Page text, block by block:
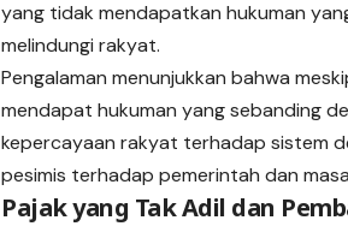
yang tidak mendapatkan hukuman
melindungi rakyat.
Pengalaman menunjukkan bahwa
mendapat hukuman yang sebanding
kepercayaan rakyat terhadap sistem
pesimis terhadap pemerintah dan
Pajak yang Tak Adil dan